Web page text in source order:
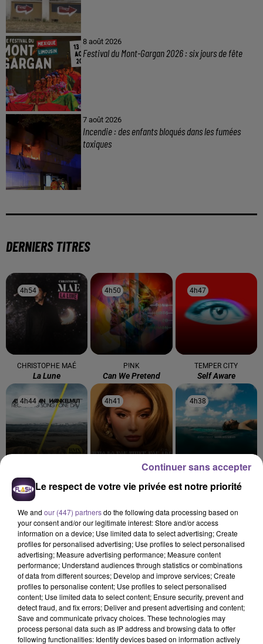
8 août 2026
Festival du Mont-Gargan 2026 : six jours de fête
7 août 2026
Incendie : des enfants bloqués dans les fumées
toxiques
DERNIERS TITRES
4h54
4h54
CHRISTOPHE MAÉ
La Lune
4h50
4h50
P!NK
Can We Pretend
4h47
4h47
TEMPER CITY
Self Aware
4h44
4h44
ASAF AVIDAN AND
MOJOS
One Day / Reckoning
4h41
4h41
Who Do You Think
4h38
4h38
Avec Ou Sans
Cet élément est masqué compte-tenu du refus du
dépôt de cookies que vous avez exprimé. Si vous
souhaitez l'afficher, merci de nous donner votre accord
en cliquant sur le bouton ci-dessous.
Le respect de votre vie privée est notre priorité
We and our (447) partnersdo the following data processing based on
your consent and/or our legitimate interest: Store and/or access
information on a device; Use limited data to select advertising; Create
profiles for personalised advertising; Use profiles to select personalised
advertising; Measure advertising performance; Measure content
performance; Understand audiences through statistics or combinations
of data from different sources; Develop and improve services; Create
profiles to personalise content; Use profiles to select personalised
content; Use limited data to select content; Ensure security, prevent and
detect fraud, and fix errors; Deliver and present advertising and content;
Save and communicate privacy choices. These technologies may
process personal data such as IP address and browsing data to offer
following functionalities: Identify devices based on information actively
Continuer sans accepter